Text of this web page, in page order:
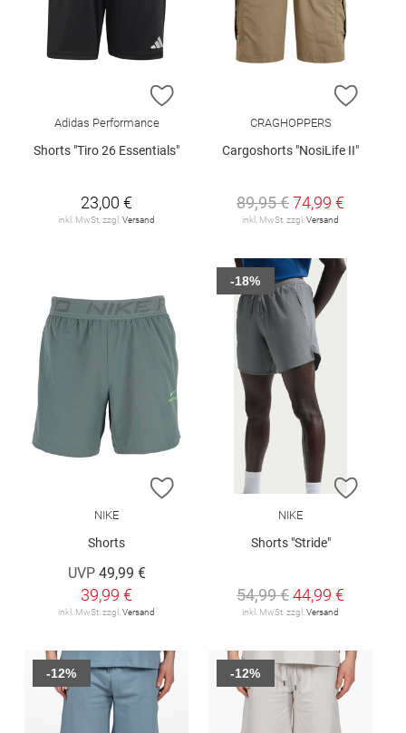
ZUR WUNSCHLISTE HINZUFÜGEN
Adidas Performance
Shorts "Tiro 26 Essentials"
23,00 €
inkl. MwSt. zzgl. Versand
ZUR
CRAGHOPPERS
Cargoshorts "NosiLife II"
89,95 €74,99 €
inkl. MwSt. zzgl. Versand
ZUR WUNSCHLISTE HINZUFÜGEN
NIKE
Shorts
UVP 49,99 €
39,99 €
inkl. MwSt. zzgl. Versand
ZUR
NIKE
Shorts "Stride"
54,99 €44,99 €
inkl. MwSt. zzgl. Versand
-18%
-12% -12%